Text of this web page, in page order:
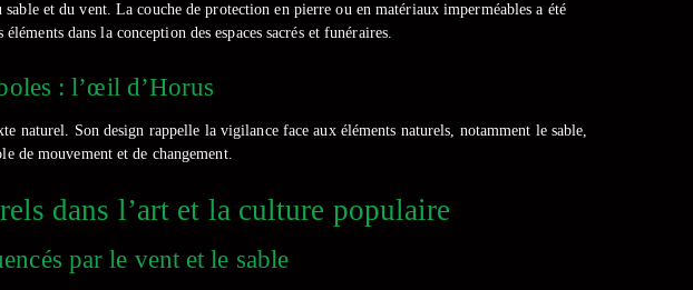
et du vent. La couche de protection en pierre ou en matériaux imperméables a été
dans la conception des espaces sacrés et funéraires.
: l’œil d’Horus
Son design rappelle la vigilance face aux éléments naturels, notamment le sable,
de mouvement et de changement.
dans l’art et la culture populaire
par le vent et le sable